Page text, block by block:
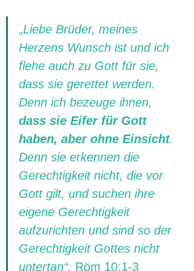
„Liebe Brüder, meines
Herzens Wunsch ist und ich
flehe auch zu Gott für sie,
dass sie gerettet werden.
Denn ich bezeuge ihnen,
dass sie Eifer für Gott
haben, aber ohne Einsicht.
Denn sie erkennen die
Gerechtigkeit nicht, die vor
Gott gilt, und suchen ihre
eigene Gerechtigkeit
aufzurichten und sind so der
Gerechtigkeit Gottes nicht
untertan“. Röm 10:1-3